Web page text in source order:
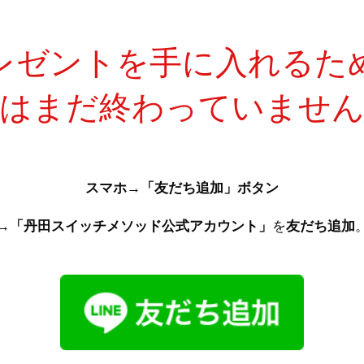
ゼントを手に入れるた
まだ終わっていません
スマホ→ 「友だち追加」ボタン
「丹田スイッチメソッド公式アカウント」 を友だち追加。